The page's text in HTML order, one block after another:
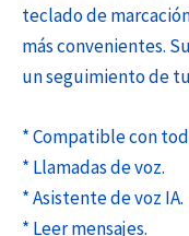
teclado de
más convenientes.
un seguimiento de
* Compatible con
* Llamadas de voz.
* Asistente de voz IA.
* Leer mensajes.